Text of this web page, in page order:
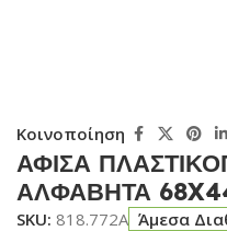
Κοινοποίηση
ΑΦΙΣΑ
ΑΛΦΑΒΗΤΑ
SKU: 818.772A Άμεσα